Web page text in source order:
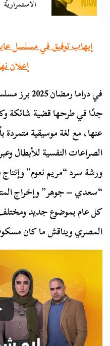
الاستمرارية
إيهاب توفيق في مسلسل
إعلان
في دراما
جدًا في طرحها قضية شائكة
عنها، مع لغة موسيقية
الصراعات النفسية للأبطال
ورشة سرد “مريم نعوم”
“سعدي – جوهر” وإخراج
كل عام بموضوع جديد
المصري ويناقش ما كان